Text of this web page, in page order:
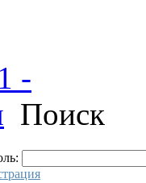
-
Поиск